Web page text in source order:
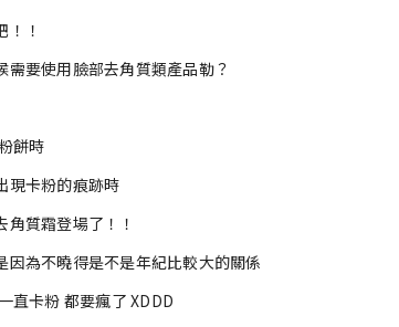
！！
需要使用臉部去角質類產品勒？
餅時
現卡粉的痕跡時
角質霜登場了！！
因為不曉得是不是年紀比較大的關係
直卡粉 都要瘋了 XDDD